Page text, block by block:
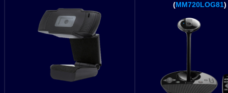
(MM720LOG81)